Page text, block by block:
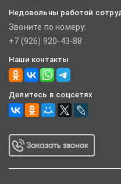
Недовольны работой
Звоните по номеру:
+7 (926) 920-43-88
Наши контакты
Делитесь в соцсетях